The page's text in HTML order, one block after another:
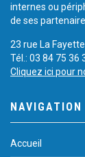
internes ou
de ses
23 rue La
Tél.: 03 84 75 36
Cliquez ici pour
NAVIGATION
Accueil